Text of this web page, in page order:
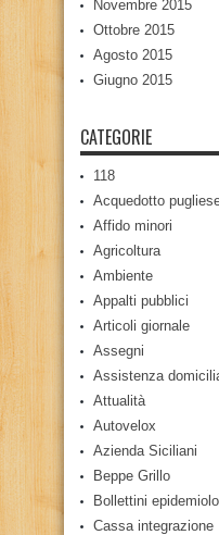
Novembre 2015
Ottobre 2015
Agosto 2015
Giugno 2015
CATEGORIE
118
Acquedotto
Affido minori
Agricoltura
Ambiente
Appalti pubblici
Articoli giornale
Assegni
Assistenza
Attualità
Autovelox
Azienda Siciliani
Beppe Grillo
Bollettini
Cassa integrazione